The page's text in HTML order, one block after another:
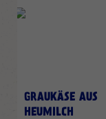
GRAUKÄSE AUS
HEUMILCH